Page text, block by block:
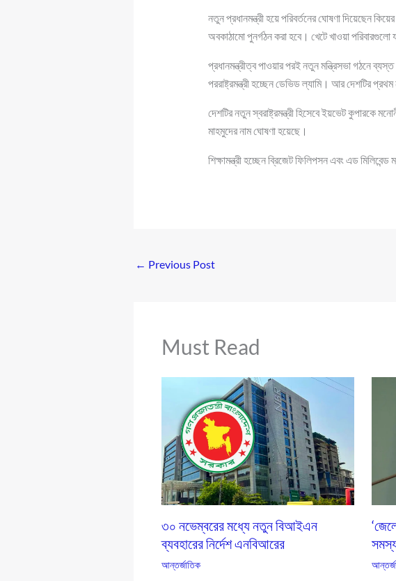
নতুন প্রধানমন্ত্রী হয়ে পরিবর্তনের ঘোষণা দিয়েছেন
অবকাঠামো পুনর্গঠন করা হবে। খেটে খাওয়া পরিবারগুলো
প্রধানমন্ত্রীত্ব পাওয়ার পরই নতুন মন্ত্রিসভা গঠনে ব্যস্ত
পররাষ্ট্রমন্ত্রী হচ্ছেন ডেভিড ল্যামি। আর দেশটির প্রথম
দেশটির নতুন স্বরাষ্ট্রমন্ত্রী হিসেবে ইয়ভেট কুপারকে
মাহমুদের নাম ঘোষণা হয়েছে।
শিক্ষামন্ত্রী হচ্ছেন ব্রিজেট ফিলিপসন এবং এড মিলিবেন্ড
← Previous Post
Must Read
৩০ নভেম্বরের মধ্যে নতুন বিআইএন
ব্যবহারের নির্দেশ এনবিআরের
আন্তর্জাতিক